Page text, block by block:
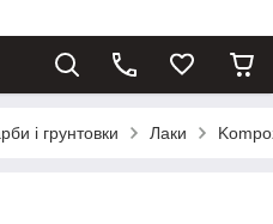
і грунтовки Лаки